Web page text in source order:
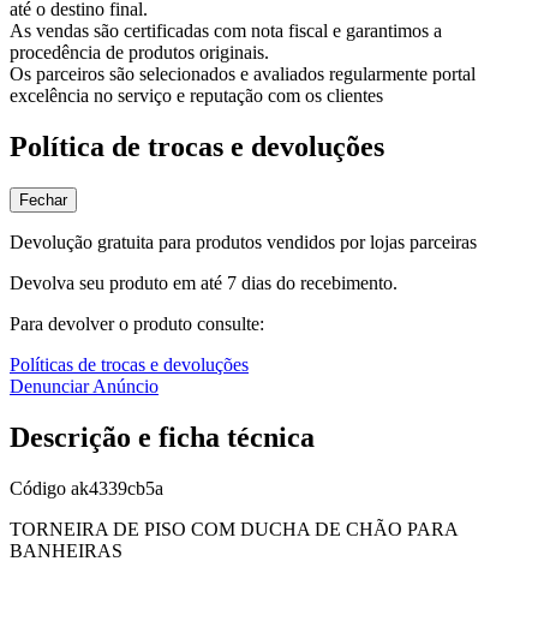
até o destino final.
As vendas são certificadas com nota fiscal e garantimos a
procedência de produtos originais.
Os parceiros são selecionados e avaliados regularmente portal
excelência no serviço e reputação com os clientes
Política de trocas e devoluções
Fechar
Devolução gratuita para produtos vendidos por lojas parceiras
Devolva seu produto em até 7 dias do recebimento.
Para devolver o produto consulte:
Políticas de trocas e devoluções
Denunciar Anúncio
Descrição e ficha técnica
Código ak4339cb5a
TORNEIRA DE PISO COM DUCHA DE CHÃO PARA
BANHEIRAS